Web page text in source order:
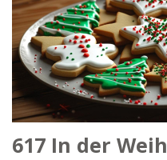
617 In der